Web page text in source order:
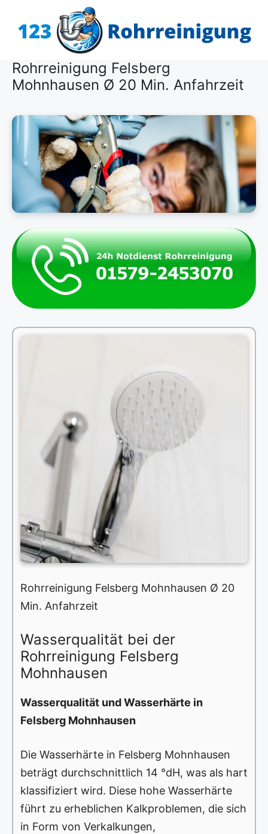
Inhalt
Rohrreinigung Felsberg
Mohnhausen Ø 20 Min. Anfahrzeit
Rohrreinigung Felsberg Mohnhausen Ø 20
Min. Anfahrzeit
Wasserqualität bei der
Rohrreinigung Felsberg
Mohnhausen
Wasserqualität und Wasserhärte in
Felsberg Mohnhausen
Die Wasserhärte in Felsberg Mohnhausen
beträgt durchschnittlich 14 °dH, was als hart
klassifiziert wird. Diese hohe Wasserhärte
führt zu erheblichen Kalkproblemen, die sich
in Form von Verkalkungen,